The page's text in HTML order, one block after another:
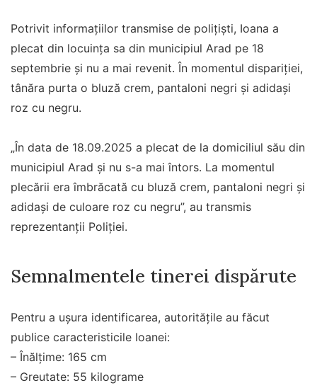
Potrivit informațiilor transmise de polițiști, Ioana a
plecat din locuința sa din municipiul Arad pe 18
septembrie și nu a mai revenit. În momentul dispariției,
tânăra purta o bluză crem, pantaloni negri și adidași
roz cu negru.
„În data de 18.09.2025 a plecat de la domiciliul său din
municipiul Arad și nu s-a mai întors. La momentul
plecării era îmbrăcată cu bluză crem, pantaloni negri și
adidași de culoare roz cu negru”, au transmis
reprezentanții Poliției.
Semnalmentele tinerei dispărute
Pentru a ușura identificarea, autoritățile au făcut
publice caracteristicile Ioanei:
– Înălțime: 165 cm
– Greutate: 55 kilograme